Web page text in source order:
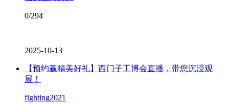
0/294
2025-10-13
【预约赢精美好礼】西门子工博会直播，带您沉浸观
展！
fighting2021